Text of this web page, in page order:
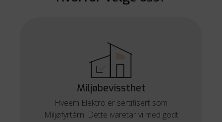
Miljøbevissthet
Hveem Elektro er sertifisert som
Miljøfyrtårn. Dette ivaretar vi med godt